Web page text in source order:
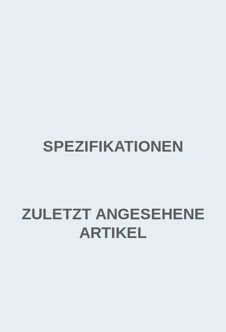
SPEZIFIKATIONEN
ZULETZT ANGESEHENE
ARTIKEL